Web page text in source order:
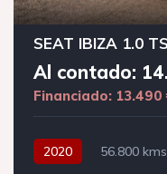
SEAT IBIZA 1.0
Al contado:
Financiado: 13.490
2020 56.800 kms